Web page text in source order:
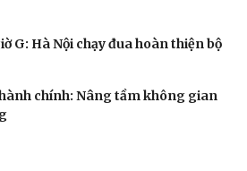
điều tiên quyết
Giảng Võ trên khu "đất vàng"
cải tạo
tắc giao thông tại nhiều xã dọc
G: Hà Nội chạy đua hoàn thiện bộ